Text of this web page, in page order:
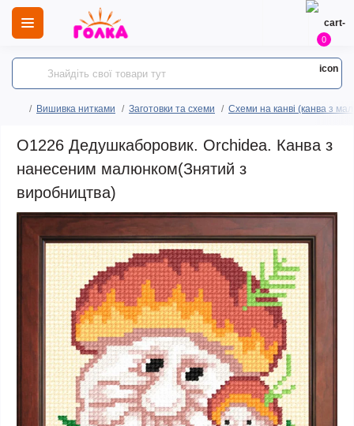
0
Вишивка нитками Заготовки та схеми Схеми на канві (канва з
O1226 Дедушкаборовик. Orchidea. Канва з
нанесеним малюнком(Знятий з
виробництва)